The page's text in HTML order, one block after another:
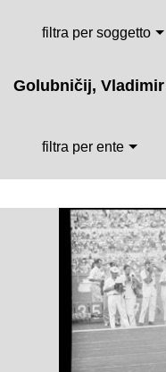
filtra per soggetto
Golubničij, Vladimir
filtra per ente